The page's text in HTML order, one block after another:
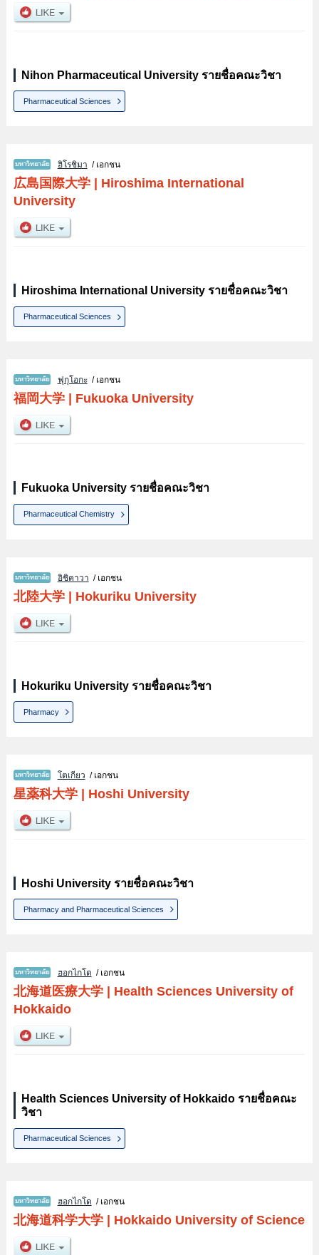
Nihon Pharmaceutical University รายชื่อคณะวิชา
Pharmaceutical Sciences
ฮิโรชิมา / เอกชน
広島国際大学| Hiroshima International
University
Hiroshima International University รายชื่อคณะวิชา
Pharmaceutical Sciences
ฟุกุโอกะ/ เอกชน
福岡大学| Fukuoka University
Fukuoka University รายชื่อคณะวิชา
Pharmaceutical Chemistry
อิชิคาวา / เอกชน
北陸大学| Hokuriku University
Hokuriku University รายชื่อคณะวิชา
Pharmacy
โตเกียว / เอกชน
星薬科大学| Hoshi University
Hoshi University รายชื่อคณะวิชา
Pharmacy and Pharmaceutical Sciences
ฮอกไกโด / เอกชน
北海道医療大学| Health Sciences University of
Hokkaido
Health Sciences University of Hokkaido รายชื่อคณะ
วิชา
Pharmaceutical Sciences
ฮอกไกโด / เอกชน
北海道科学大学| Hokkaido University of Science